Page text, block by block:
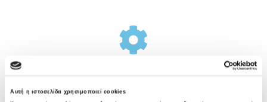
Αυτή η ιστοσελίδα χρησιμοποιεί cookies
Σχεδιασμός Υποδομής
Η Databank Solutions προσφέρει μια ολοκληρωμένη